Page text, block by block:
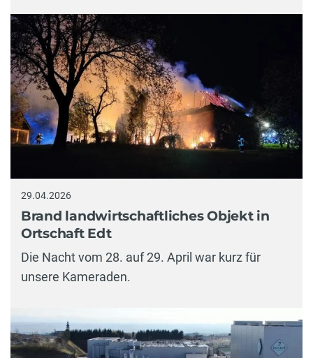
29.04.2026
Brand landwirtschaftliches Objekt in
Ortschaft Edt
Die Nacht vom 28. auf 29. April war kurz für
unsere Kameraden.